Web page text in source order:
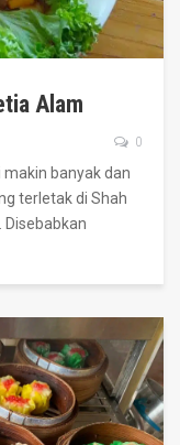
Alam
0
banyak dan
terletak di Shah
Disebabkan